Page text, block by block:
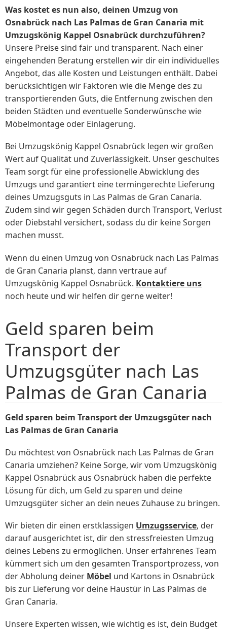
Was kostet es nun also, deinen Umzug von
Osnabrück nach Las Palmas de Gran Canaria mit
Umzugskönig Kappel Osnabrück durchzuführen?
Unsere Preise sind fair und transparent. Nach einer
eingehenden Beratung erstellen wir dir ein individuelles
Angebot, das alle Kosten und Leistungen enthält. Dabei
berücksichtigen wir Faktoren wie die Menge des zu
transportierenden Guts, die Entfernung zwischen den
beiden Städten und eventuelle Sonderwünsche wie
Möbelmontage oder Einlagerung.
Bei Umzugskönig Kappel Osnabrück legen wir großen
Wert auf Qualität und Zuverlässigkeit. Unser geschultes
Team sorgt für eine professionelle Abwicklung des
Umzugs und garantiert eine termingerechte Lieferung
deines Umzugsguts in Las Palmas de Gran Canaria.
Zudem sind wir gegen Schäden durch Transport, Verlust
oder Diebstahl versichert, sodass du dir keine Sorgen
machen musst.
Wenn du einen Umzug von Osnabrück nach Las Palmas
de Gran Canaria planst, dann vertraue auf
Umzugskönig Kappel Osnabrück. Kontaktiere uns
noch heute und wir helfen dir gerne weiter!
Geld sparen beim
Transport der
Umzugsgüter nach Las
Palmas de Gran Canaria
Geld sparen beim Transport der Umzugsgüter nach
Las Palmas de Gran Canaria
Du möchtest von Osnabrück nach Las Palmas de Gran
Canaria umziehen? Keine Sorge, wir vom Umzugskönig
Kappel Osnabrück aus Osnabrück haben die perfekte
Lösung für dich, um Geld zu sparen und deine
Umzugsgüter sicher an dein neues Zuhause zu bringen.
Wir bieten dir einen erstklassigen Umzugsservice, der
darauf ausgerichtet ist, dir den stressfreiesten Umzug
deines Lebens zu ermöglichen. Unser erfahrenes Team
kümmert sich um den gesamten Transportprozess, von
der Abholung deiner Möbel und Kartons in Osnabrück
bis zur Lieferung vor deine Haustür in Las Palmas de
Gran Canaria.
Unsere Experten wissen, wie wichtig es ist, dein Budget